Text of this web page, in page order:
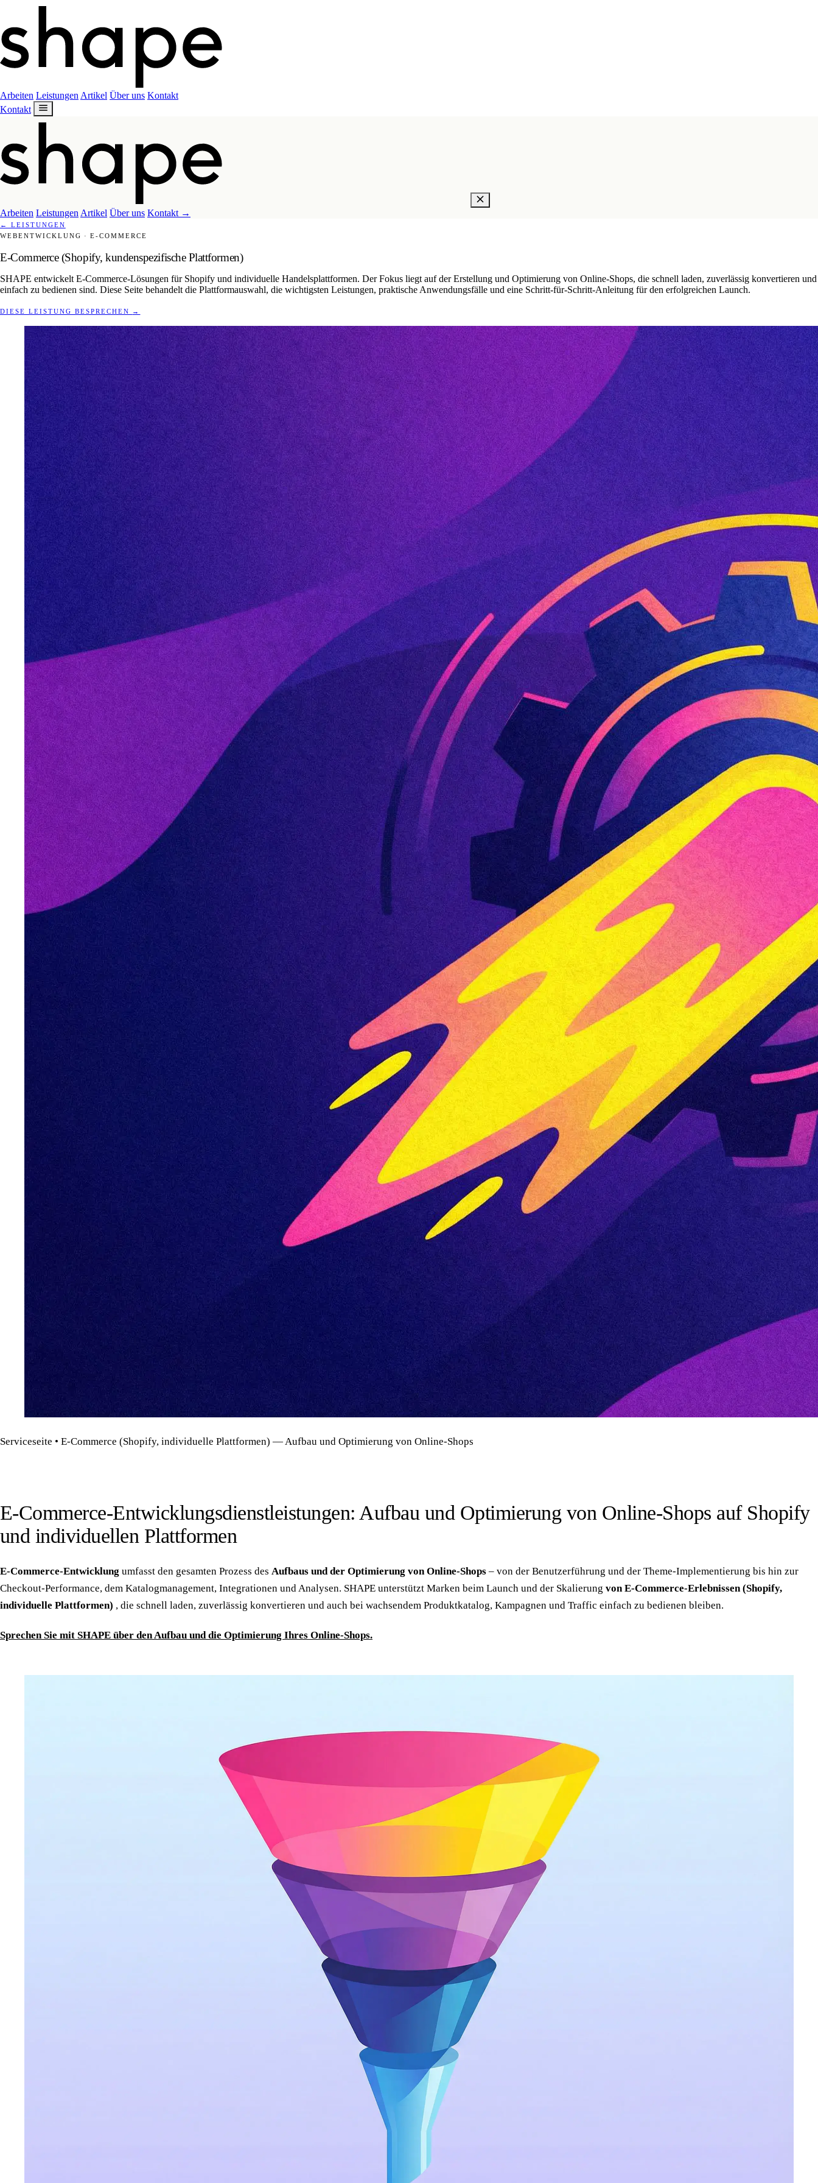
Arbeiten Leistungen Artikel Über uns Kontakt
Kontakt
Arbeiten Leistungen Artikel Über uns Kontakt →
←
LEISTUNGEN
WEBENTWICKLUNG · E-COMMERCE
E-Commerce (Shopify, kundenspezifische Plattformen)
SHAPE entwickelt E-Commerce-Lösungen für Shopify und individuelle Handelsplattformen. Der Fokus liegt auf der Erstellung und Optimierung von Online-Shops, die schnell laden, zuverlässig konvertieren und
einfach zu bedienen sind. Diese Seite behandelt die Plattformauswahl, die wichtigsten Leistungen, praktische Anwendungsfälle und eine Schritt-für-Schritt-Anleitung für den erfolgreichen Launch.
DIESE LEISTUNG BESPRECHEN →
Serviceseite • E-Commerce (Shopify, individuelle Plattformen) — Aufbau und Optimierung von Online-Shops
E-Commerce-Entwicklungsdienstleistungen: Aufbau und Optimierung von Online-Shops auf Shopify
und individuellen Plattformen
E-Commerce-Entwicklung umfasst den gesamten Prozess des Aufbaus und der Optimierung von Online-Shops – von der Benutzerführung und der Theme-Implementierung bis hin zur
Checkout-Performance, dem Katalogmanagement, Integrationen und Analysen. SHAPE unterstützt Marken beim Launch und der Skalierung von E-Commerce-Erlebnissen (Shopify,
individuelle Plattformen) , die schnell laden, zuverlässig konvertieren und auch bei wachsendem Produktkatalog, Kampagnen und Traffic einfach zu bedienen bleiben.
Sprechen Sie mit SHAPE über den Aufbau und die Optimierung Ihres Online-Shops.